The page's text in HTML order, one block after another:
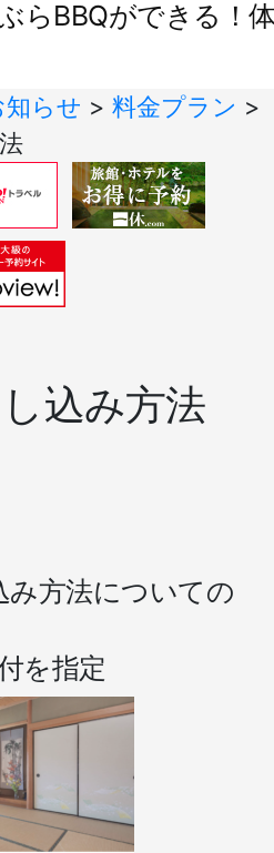
らBBQができる！
らせ > 料金プラン >
込み方法
み方法についての
を指定